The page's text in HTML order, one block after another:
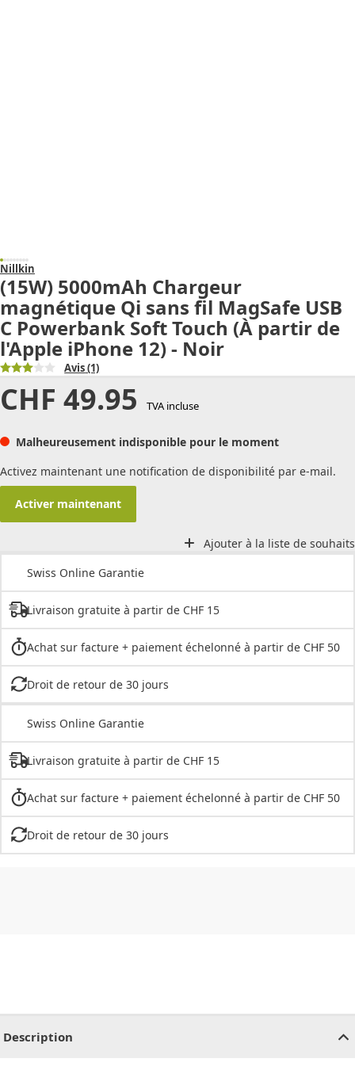
Nillkin
(15W) 5000mAh Chargeur
magnétique Qi sans fil MagSafe USB
C Powerbank Soft Touch (À partir de
l'Apple iPhone 12) - Noir
Avis(1)
CHF 49.95 TVA incluse
Malheureusement indisponible pour le moment
Activez maintenant une notification de disponibilité par e-mail.
Activer maintenant
Ajouter à la liste de souhaits
Swiss Online Garantie
Livraison gratuite à partir de CHF 15
Achat sur facture + paiement échelonné à partir de CHF 50
Droit de retour de 30 jours
Swiss Online Garantie
Livraison gratuite à partir de CHF 15
Achat sur facture + paiement échelonné à partir de CHF 50
Droit de retour de 30 jours
Description